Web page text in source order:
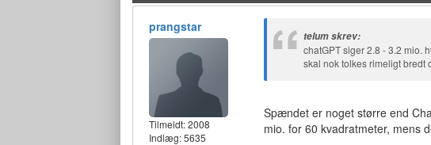
prangstar
Tilmeldt:2008
Indlæg: 5635
telum skrev:
chatGPT siger 2.8 - 3.2 mio.
skal nok tolkes rimeligt bredt
Spændet er noget større end
mio. for 60 kvadratmeter, mens